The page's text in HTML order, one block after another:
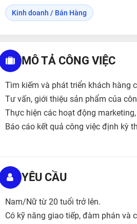
Kinh doanh / Bán Hàng
MÔ TẢ CÔNG VIỆC
Tìm kiếm và phát triển khách hàng
Tư vấn, giới thiệu sản phẩm của
Thực hiện các hoạt động
Báo cáo kết quả công việc định kỳ
YÊU CẦU
Nam/Nữ từ 20 tuổi trở lên.
Có kỹ năng giao tiếp, đàm phán và